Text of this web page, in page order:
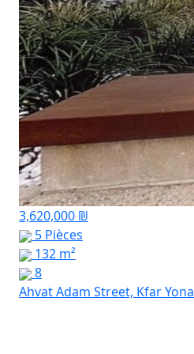
3,620,000 ₪
5 Pièces
132 m²
8
Ahvat Adam Street, Kfar Yona